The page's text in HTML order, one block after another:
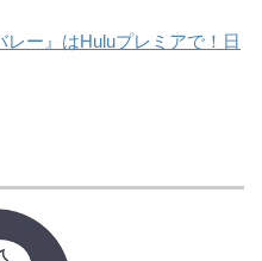
ー』はHuluプレミアで！日